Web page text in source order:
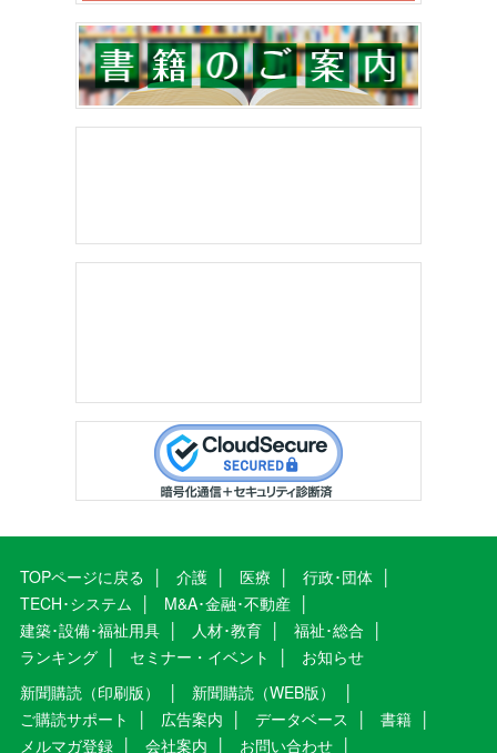
TOPページに戻る 介護 医療
行政･団体
TECH･システム
M&A･金融･不動産
建築･設備･福祉用具
人材･教育
福祉･総合
ランキング
セミナー・イベント
お知らせ
新聞購読（印刷版）
新聞購読（WEB版）
ご購読サポート
広告案内 データベース
書籍
メルマガ登録
会社案内 お問い合わせ